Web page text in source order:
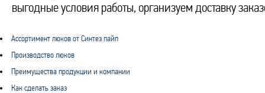
выгодные условия работы, организуем доставку
Ассортимент люков от Синтез пайп
Производство люков
Преимущества продукции и компании
Как сделать заказ